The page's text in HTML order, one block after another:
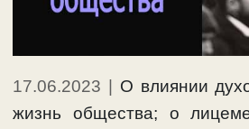
17.06.2023 | О влиянии
жизнь общества; о